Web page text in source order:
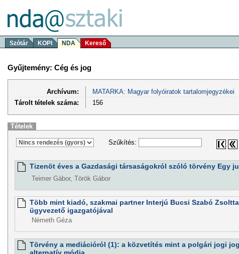
Szótár KOPI NDA Kereső
Gyűjtemény: Cég és jog
Archívum:
MATARKA: Magyar folyóiratok tartalomjegyzékei
Tárolt tételek száma:
156
Tételek
Szűkítés:
Tizenöt éves a Gazdasági társaságokról szóló törvény Egy
Teimer Gábor, Török Gábor
Több mint kiadó, szakmai partner Interjú Bucsi Szabó
ügyvezető igazgatójával
Németh Géza
Törvény a mediációról (1): a közvetítés mint a polgári jogi
alternatív módja